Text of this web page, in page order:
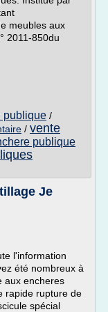
meubles aux
2011-850du
publique /
/ vente
publique
Je
l'information
été nombreux à
aux encheres
rapide rupture de
spécial